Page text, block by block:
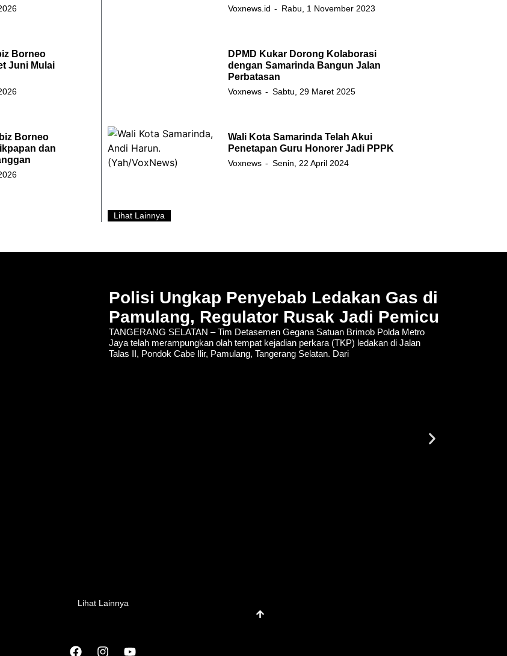
Borneo
Juni Mulai
Borneo
dan
Voxnews.id Rabu, 1 November 2023
DPMD Kukar Dorong Kolaborasi
dengan Samarinda Bangun Jalan
Perbatasan
Voxnews Sabtu, 29 Maret 2025
Wali Kota Samarinda Telah Akui
Penetapan Guru Honorer Jadi PPPK
Voxnews Senin, 22 April 2024
Lihat Lainnya
Polisi Ungkap Penyebab Ledakan Gas di
Pamulang, Regulator Rusak Jadi Pemicu
TANGERANG SELATAN – Tim Detasemen Gegana Satuan Brimob Polda Metro
Jaya telah merampungkan olah tempat kejadian perkara (TKP) ledakan di Jalan
Talas II, Pondok Cabe Ilir, Pamulang, Tangerang Selatan. Dari
Lihat Lainnya